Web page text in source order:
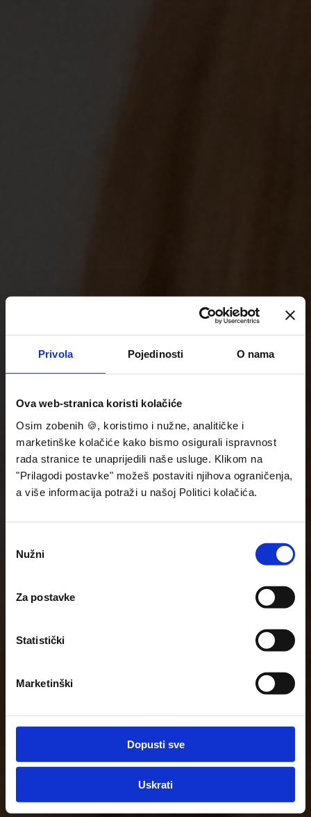
Privola Pojedinosti O nama
Ova web-stranica koristi kolačiće
Osim zobenih 🍪, koristimo i nužne, analitičke i
marketinške kolačiće kako bismo osigurali ispravnost
rada stranice te unaprijedili naše usluge. Klikom na
"Prilagodi postavke" možeš postaviti njihova ograničenja,
a više informacija potraži u našoj Politici kolačića.
pristanka
Nužni
Za postavke
Statistički
Marketinški
Dopusti sve
Uskrati